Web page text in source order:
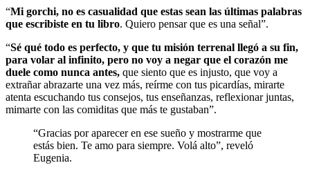
“Mi gorchi, no es casualidad que estas sean las últimas palabras
que escribiste en tu libro. Quiero pensar que es una señal”.
“Sé qué todo es perfecto, y que tu misión terrenal llegó a su fin,
para volar al infinito, pero no voy a negar que el corazón me
duele como nunca antes, que siento que es injusto, que voy a
extrañar abrazarte una vez más, reírme con tus picardías, mirarte
atenta escuchando tus consejos, tus enseñanzas, reflexionar juntas,
mimarte con las comiditas que más te gustaban”.
“Gracias por aparecer en ese sueño y mostrarme que
estás bien. Te amo para siempre. Volá alto”, reveló
Eugenia.